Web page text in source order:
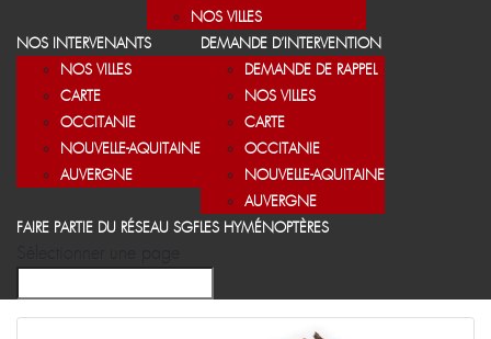
NOS VILLES
NOS INTERVENANTS
NOS VILLES
CARTE
OCCITANIE
NOUVELLE-AQUITAINE
AUVERGNE
DEMANDE D’INTERVENTION
DEMANDE DE RAPPEL
NOS VILLES
CARTE
OCCITANIE
NOUVELLE-AQUITAINE
AUVERGNE
FAIRE PARTIE DU RÉSEAU SGFLES HYMÉNOPTÈRES